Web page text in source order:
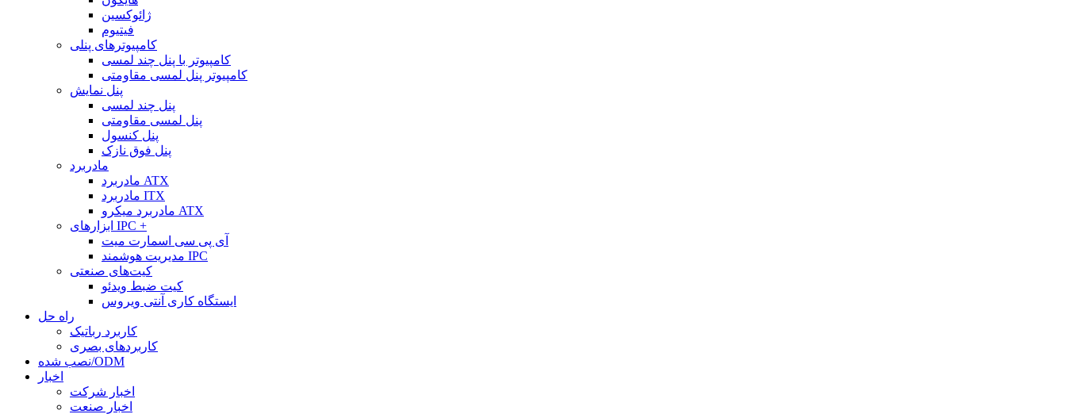
ژائوکسین
فیتیوم
کامپیوترهای پنلی
کامپیوتر با پنل چند لمسی
کامپیوتر پنل لمسی مقاومتی
پنل نمایش
پنل چند لمسی
پنل لمسی مقاومتی
پنل کنسول
پنل فوق نازک
مادربرد
مادربرد ATX
مادربرد ITX
مادربرد میکرو ATX
ابزارهای IPC +
آی پی سی اسمارت میت
مدیریت هوشمند IPC
کیت‌های صنعتی
کیت ضبط ویدئو
ایستگاه کاری آنتی ویروس
راه حل
کاربرد رباتیک
کاربردهای بصری
نصب شده/ODM
اخبار
اخبار شرکت
اخبار صنعت